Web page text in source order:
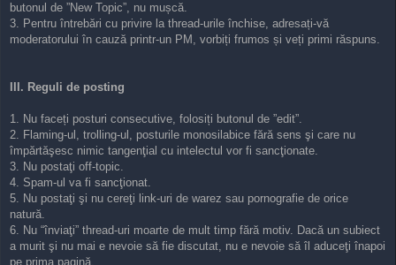
butonul de ”New Topic”, nu mușcă.
3. Pentru întrebări cu privire la thread-urile închise, adresați-vă
moderatorului în cauză printr-un PM, vorbiți frumos și veți primi răspuns.
III. Reguli de posting
1. Nu faceți posturi consecutive, folosiți butonul de ”edit”.
2. Flaming-ul, trolling-ul, posturile monosilabice fără sens şi care nu
împărtăşesc nimic tangenţial cu intelectul vor fi sancţionate.
3. Nu postaţi off-topic.
4. Spam-ul va fi sancţionat.
5. Nu postaţi şi nu cereţi link-uri de warez sau pornografie de orice
natură.
6. Nu “înviaţi” thread-uri moarte de mult timp fără motiv. Dacă un subiect
a murit şi nu mai e nevoie să fie discutat, nu e nevoie să îl aduceţi înapoi
pe prima pagină.